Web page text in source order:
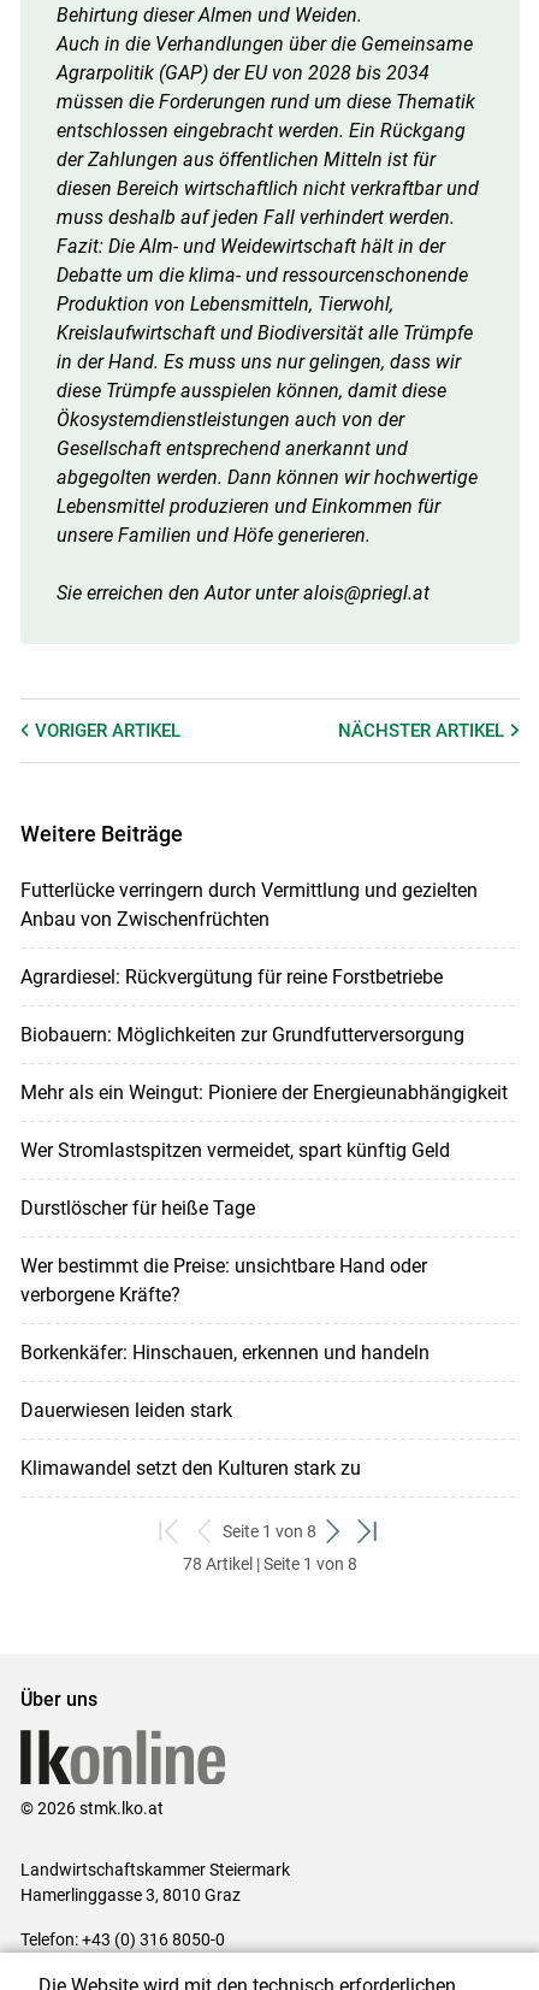
Behirtung dieser Almen und Weiden.
Auch in die Verhandlungen über die Gemeinsame
Agrarpolitik (GAP) der EU von 2028 bis 2034
müssen die Forderungen rund um diese Thematik
entschlossen eingebracht werden. Ein Rückgang
der Zahlungen aus öffentlichen Mitteln ist für
diesen Bereich wirtschaftlich nicht verkraftbar und
muss deshalb auf jeden Fall verhindert werden.
Fazit: Die Alm- und Weidewirtschaft hält in der
Debatte um die klima- und ressourcenschonende
Produktion von Lebensmitteln, Tierwohl,
Kreislaufwirtschaft und Biodiversität alle Trümpfe
in der Hand. Es muss uns nur gelingen, dass wir
diese Trümpfe ausspielen können, damit diese
Ökosystemdienstleistungen auch von der
Gesellschaft entsprechend anerkannt und
abgegolten werden. Dann können wir hochwertige
Lebensmittel produzieren und Einkommen für
unsere Familien und Höfe generieren.
Sie erreichen den Autor unter alois@priegl.at
VORIGER ARTIKEL NÄCHSTERARTIKEL
Weitere Beiträge
Futterlücke verringern durch Vermittlung und gezielten
Anbau von Zwischenfrüchten
Agrardiesel: Rückvergütung für reine Forstbetriebe
Biobauern: Möglichkeiten zur Grundfutterversorgung
Mehr als ein Weingut: Pioniere der Energieunabhängigkeit
Wer Stromlastspitzen vermeidet, spart künftig Geld
Durstlöscher für heiße Tage
Wer bestimmt die Preise: unsichtbare Hand oder
verborgene Kräfte?
Borkenkäfer: Hinschauen, erkennen und handeln
Dauerwiesen leiden stark
Klimawandel setzt den Kulturen stark zu
zum
ersten
zurück
zum
Seite 1 von 8
weiter
zum
zum
78 Artikel | Seite 1 von 8
Über uns
© 2026 stmk.lko.at
Landwirtschaftskammer Steiermark
Hamerlinggasse 3, 8010 Graz
Telefon: +43 (0) 316 8050-0